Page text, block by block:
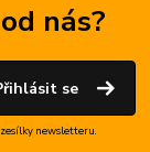
nás?
se
newsletteru.